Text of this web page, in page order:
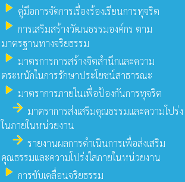
play_arrow คู่มือการจัดการเรื่องร้องเรียนการทุจริต
play_arrow การเสริมสร้างวัฒนธรรมองค์กร ตาม
มาตรฐานทางจริยธรรม
play_arrow มาตรการการสร้างจิตสำนึกและความ
ตระหนักในการรักษาประโยชน์สาธารณะ
play_arrow มาตราการภายในเพื่อป้องกันการทุจริต
arrow_forward มาตราการส่งเสริมคุณธรรมและความโปร่ง
ในภายในหน่วยงาน
arrow_forward รายงานผลการดำเนินการเพื่อส่งเสริม
คุณธรรมและความโปร่งใสภายในหน่วยงาน
play_arrow การขับเคลื่อนจริยธรรม